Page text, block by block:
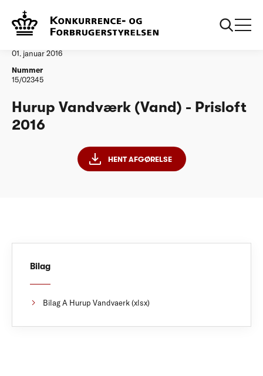
Vandtilsyn
01. januar 2016
Nummer
15/02345
Hurup Vandværk (Vand) - Prisloft
2016
HENT AFGØRELSE
Bilag
Bilag A Hurup Vandvaerk (xlsx)